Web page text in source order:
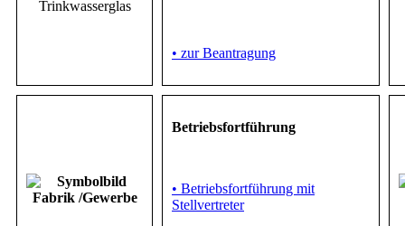
• zur Beantragung
Betriebsfortführung
• Betriebsfortführung mit
Stellvertreter